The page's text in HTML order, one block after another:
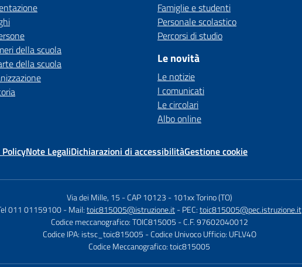
della scuola
della scuola
Famiglie e studenti
Personale scolastico
Percorsi di studio
Le novità
Le notizie
I comunicati
Le circolari
Albo online
Note LegaliDichiarazioni di accessibilitàGestione cookie
Via dei Mille, 15 - CAP 10123 -101xx Torino (TO)
011 01159100- Mail:toic815005@istruzione.it- PEC:toic815005@pec.istruzione.it
Codice meccanografico: TOIC815005 - C.F. 97602040012
Codice IPA: istsc_toic815005 - Codice Univoco Ufficio: UFLV4O
Codice Meccanografico: toic815005